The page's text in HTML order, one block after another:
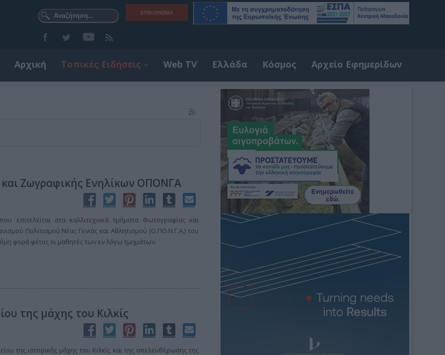
ΕΠΙΚΟΙΝΩΝΊΑ
Αρχική Τοπικές Ειδήσεις Web TV Ελλάδα Κόσμος Αρχείο Εφημερίδων
Ζωγραφικής Ενηλίκων ΟΠΟΝΓΑ
επιτελείται στα καλλιτεχνικά τμήματα Φωτογραφίας και
Πολιτισμού Νέας Γενιάς και Αθλητισμού (Ο.ΠΟ.Ν.Γ.Α.) του
φορά φέτος οι μαθητές των εν λόγω τμημάτων.
της μάχης του Κιλκίς
της ιστορικής μάχης του Κιλκίς και της απελευθέρωσης της